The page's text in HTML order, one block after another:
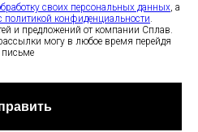
своих персональных данных , а
политикой конфиденциальности
и предложений от компании Сплав.
могу в любое время перейдя
письме